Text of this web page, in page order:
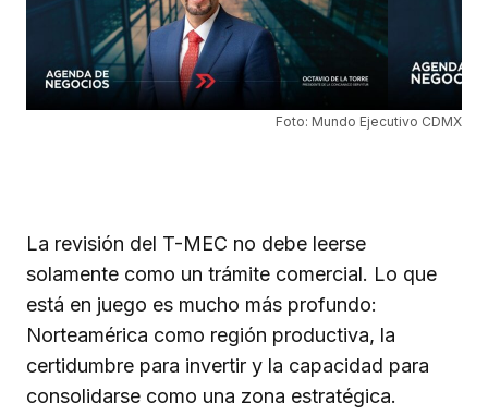
Foto: Mundo Ejecutivo CDMX
La revisión del T-MEC no debe leerse
solamente como un trámite comercial. Lo que
está en juego es mucho más profundo:
Norteamérica como región productiva, la
certidumbre para invertir y la capacidad para
consolidarse como una zona estratégica.